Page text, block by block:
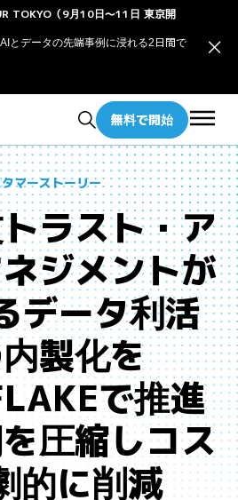
TOKYO（9月10日〜11日 東京開
とデータの先端事例に浸れる2日間で
無料で開始
マーストーリー
ラスト・ア
ジメントが
データ利活
製化を
で推進
圧縮しコス
的に削減